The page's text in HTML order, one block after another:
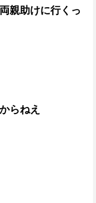
親助けに行くっ
らねえ